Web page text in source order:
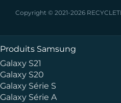
Copyright © 2021-2026
Produits Samsung
Galaxy S21
Galaxy S20
Galaxy Série S
Galaxy Série A